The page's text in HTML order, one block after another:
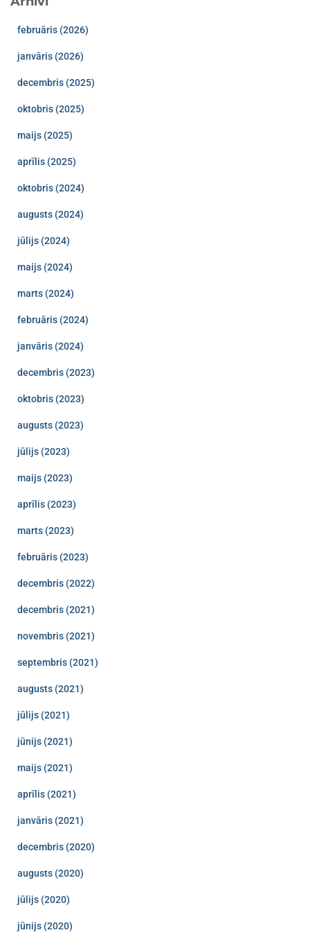
februāris (2026)
janvāris (2026)
decembris (2025)
oktobris (2025)
maijs (2025)
aprīlis (2025)
oktobris (2024)
augusts (2024)
jūlijs (2024)
maijs (2024)
marts (2024)
februāris (2024)
janvāris (2024)
decembris (2023)
oktobris (2023)
augusts (2023)
jūlijs (2023)
maijs (2023)
aprīlis (2023)
marts (2023)
februāris (2023)
decembris (2022)
decembris (2021)
novembris (2021)
septembris (2021)
augusts (2021)
jūlijs (2021)
jūnijs (2021)
maijs (2021)
aprīlis (2021)
janvāris (2021)
decembris (2020)
augusts (2020)
jūlijs (2020)
jūnijs (2020)